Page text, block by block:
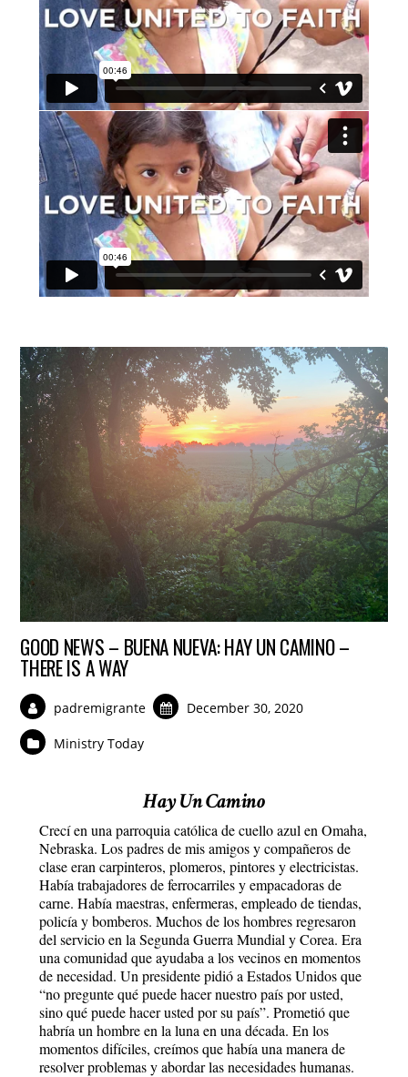
GOOD NEWS – BUENA NUEVA: HAY UN CAMINO –
THERE IS A WAY
padremigrante December 30, 2020
Ministry Today
Hay Un Camino
Crecí en una parroquia católica de cuello azul en Omaha,
Nebraska. Los padres de mis amigos y compañeros de
clase eran carpinteros, plomeros, pintores y electricistas.
Había trabajadores de ferrocarriles y empacadoras de
carne. Había maestras, enfermeras, empleado de tiendas,
policía y bomberos. Muchos de los hombres regresaron
del servicio en la Segunda Guerra Mundial y Corea. Era
una comunidad que ayudaba a los vecinos en momentos
de necesidad. Un presidente pidió a Estados Unidos que
“no pregunte qué puede hacer nuestro país por usted,
sino qué puede hacer usted por su país”. Prometió que
habría un hombre en la luna en una década. En los
momentos difíciles, creímos que había una manera de
resolver problemas y abordar las necesidades humanas.